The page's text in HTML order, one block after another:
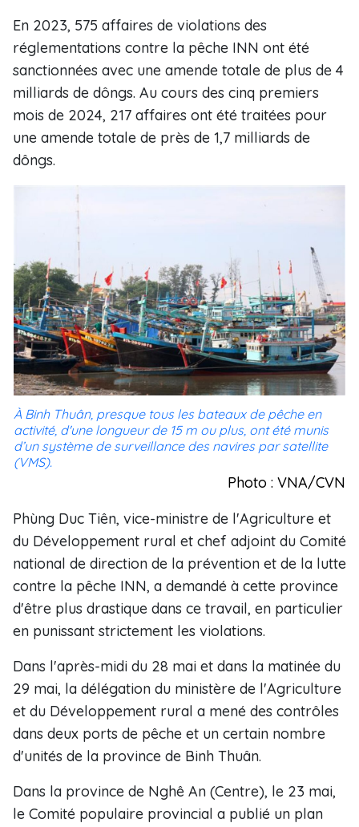
En 2023, 575 affaires de violations des
réglementations contre la pêche INN ont été
sanctionnées avec une amende totale de plus de 4
milliards de dôngs. Au cours des cinq premiers
mois de 2024, 217 affaires ont été traitées pour
une amende totale de près de 1,7 milliards de
dôngs.
À Binh Thuân, presque tous les bateaux de pêche en
activité, d'une longueur de 15 m ou plus, ont été munis
d’un système de surveillance des navires par satellite
(VMS).
Photo : VNA/CVN
Phùng Duc Tiên, vice-ministre de l'Agriculture et
du Développement rural et chef adjoint du Comité
national de direction de la prévention et de la lutte
contre la pêche INN, a demandé à cette province
d'être plus drastique dans ce travail, en particulier
en punissant strictement les violations.
Dans l'après-midi du 28 mai et dans la matinée du
29 mai, la délégation du ministère de l'Agriculture
et du Développement rural a mené des contrôles
dans deux ports de pêche et un certain nombre
d'unités de la province de Binh Thuân.
Dans la province de Nghê An (Centre), le 23 mai,
le Comité populaire provincial a publié un plan